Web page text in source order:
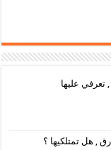
تعرفي عليها
, هل تمتلكيها ؟